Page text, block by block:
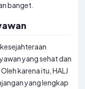
banget.
yang sehat dan
karena itu, HALJ
yang lengkap